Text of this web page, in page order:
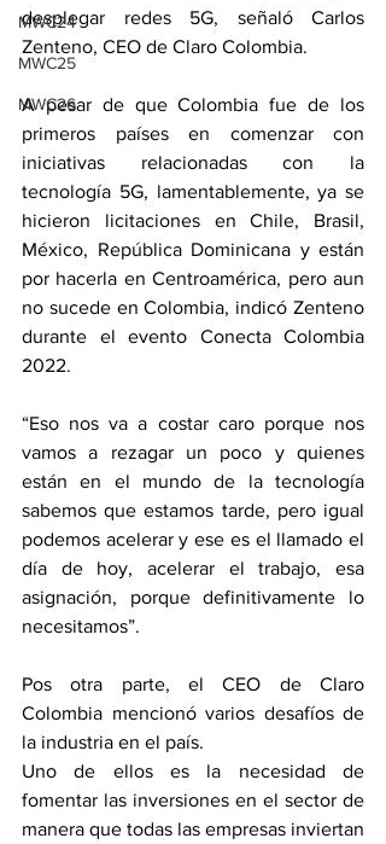
MWC24
MWC25
MWC26
desplegar redes 5G, señaló Carlos
Zenteno, CEO de Claro Colombia.
A pesar de que Colombia fue de los
primeros países en comenzar con
iniciativas relacionadas con la
tecnología 5G, lamentablemente, ya se
hicieron licitaciones en Chile, Brasil,
México, República Dominicana y están
por hacerla en Centroamérica, pero aun
no sucede en Colombia, indicó Zenteno
durante el evento Conecta Colombia
2022.
“Eso nos va a costar caro porque nos
vamos a rezagar un poco y quienes
están en el mundo de la tecnología
sabemos que estamos tarde, pero igual
podemos acelerar y ese es el llamado el
día de hoy, acelerar el trabajo, esa
asignación, porque definitivamente lo
necesitamos”.
Pos otra parte, el CEO de Claro
Colombia mencionó varios desafíos de
la industria en el país.
Uno de ellos es la necesidad de
fomentar las inversiones en el sector de
manera que todas las empresas inviertan